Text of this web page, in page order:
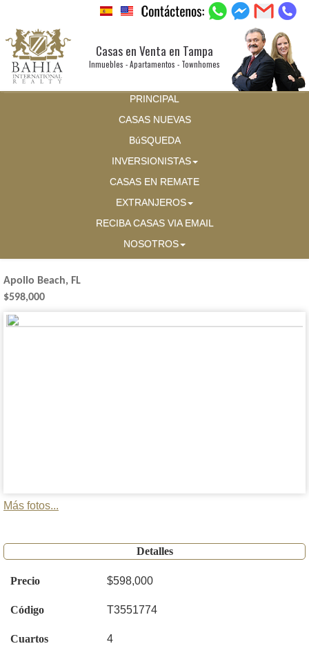
Casas en Venta en Tampa
Inmuebles - Apartamentos - Townhomes
PRINCIPAL
CASAS NUEVAS
BúSQUEDA
INVERSIONISTAS
CASAS EN REMATE
EXTRANJEROS
RECIBA CASAS VIA EMAIL
NOSOTROS
Apollo Beach, FL
$598,000
Más fotos...
Detalles
Precio $598,000
Código T3551774
Cuartos 4